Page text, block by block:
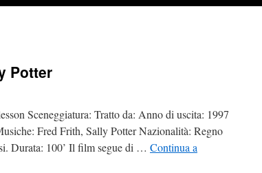
Potter
Sceneggiatura: Tratto da: Anno di uscita: 1997
Fred Frith, Sally Potter Nazionalità: Regno
Durata: 100’ Il film segue di … Continua a